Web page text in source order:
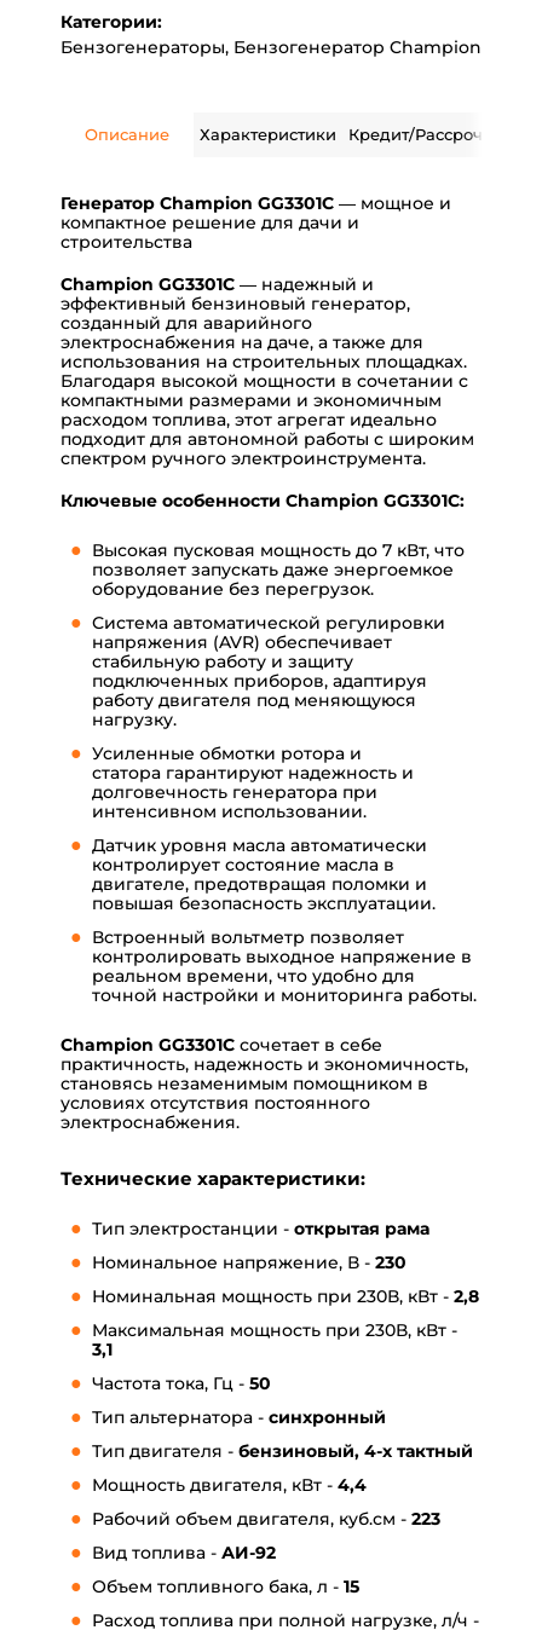
Категории:
Бензогенераторы, Бензогенератор Champion
Описание Характеристики Кредит/Рассрочка
Генератор Champion GG3301C — мощное и
компактное решение для дачи и
строительства
Champion GG3301C — надежный и
эффективный бензиновый генератор,
созданный для аварийного
электроснабжения на даче, а также для
использования на строительных площадках.
Благодаря высокой мощности в сочетании с
компактными размерами и экономичным
расходом топлива, этот агрегат идеально
подходит для автономной работы с широким
спектром ручного электроинструмента.
Ключевые особенности Champion GG3301C:
Высокая пусковая мощность до 7 кВт, что
позволяет запускать даже энергоемкое
оборудование без перегрузок.
Система автоматической регулировки
напряжения (AVR) обеспечивает
стабильную работу и защиту
подключенных приборов, адаптируя
работу двигателя под меняющуюся
нагрузку.
Усиленные обмотки ротора и
статора гарантируют надежность и
долговечность генератора при
интенсивном использовании.
Датчик уровня масла автоматически
контролирует состояние масла в
двигателе, предотвращая поломки и
повышая безопасность эксплуатации.
Встроенный вольтметр позволяет
контролировать выходное напряжение в
реальном времени, что удобно для
точной настройки и мониторинга работы.
Champion GG3301C сочетает в себе
практичность, надежность и экономичность,
становясь незаменимым помощником в
условиях отсутствия постоянного
электроснабжения.
Технические характеристики:
Тип электростанции - открытая рама
Номинальное напряжение, В - 230
Номинальная мощность при 230В, кВт - 2,8
Максимальная мощность при 230В, кВт -
3,1
Частота тока, Гц - 50
Тип альтернатора - синхронный
Тип двигателя - бензиновый, 4-х тактный
Мощность двигателя, кВт - 4,4
Рабочий объем двигателя, куб.см - 223
Вид топлива - АИ-92
Объем топливного бака, л - 15
Расход топлива при полной нагрузке, л/ч -